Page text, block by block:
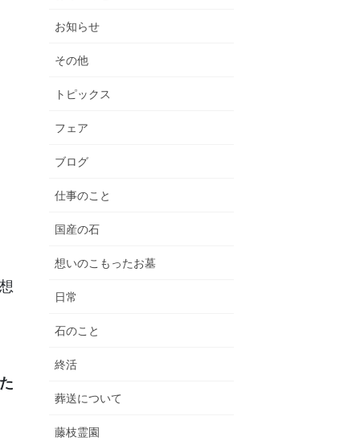
お知らせ
その他
トピックス
フェア
ブログ
仕事のこと
国産の石
想いのこもったお墓
日常
石のこと
終活
葬送について
藤枝霊園